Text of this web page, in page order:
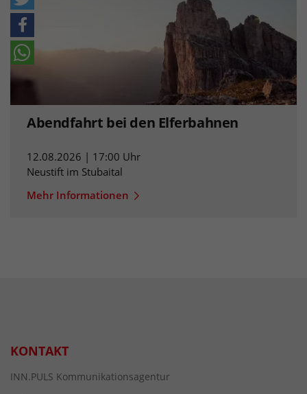
Abendfahrt bei den Elferbahnen
12.08.2026 | 17:00 Uhr
Neustift im Stubaital
Mehr Informationen
KONTAKT
INN.PULS Kommunikationsagentur